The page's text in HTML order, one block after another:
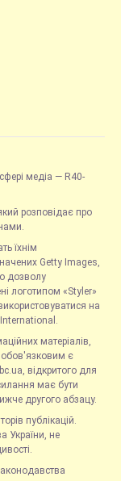
сфері медіа — R40-
розповідає про
їхнім
Getty Images,
дозволу
логотипом «Styler»
на
матеріалів,
обов'язковим є
відкритого для
має бути
другого абзацу.
публікацій.
України, не